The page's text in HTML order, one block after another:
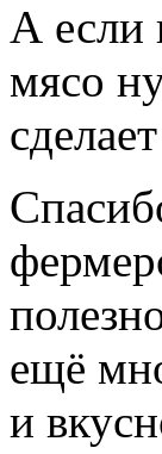
А если
мясо
ещё
и